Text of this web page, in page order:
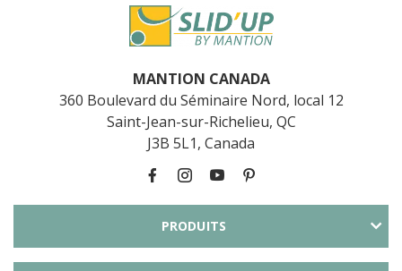
MANTION CANADA
360 Boulevard du Séminaire Nord, local 12
Saint-Jean-sur-Richelieu, QC
J3B 5L1, Canada
PRODUITS